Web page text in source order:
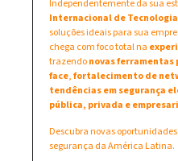
Independentemente da sua
Internacional de Tecnologia
soluções ideais para sua
chega com foco total na
trazendonovas ferramentas
face,fortalecimento de
tendências em segurança
pública, privada e
Descubra novas
segurança da América Latina.